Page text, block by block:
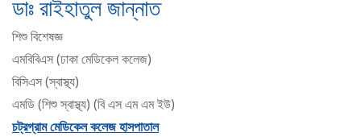
ডাঃ রাইহাতুল জান্নাত
শিশু বিশেষজ্ঞ
এমবিবিএস (ঢাকা মেডিকেল কলেজ)
বিসিএস (স্বাস্থ্য)
এমডি (শিশু স্বাস্থ্য) (বি এস এম এম ইউ)
চট্রগ্রাম মেডিকেল কলেজ হাসপাতাল